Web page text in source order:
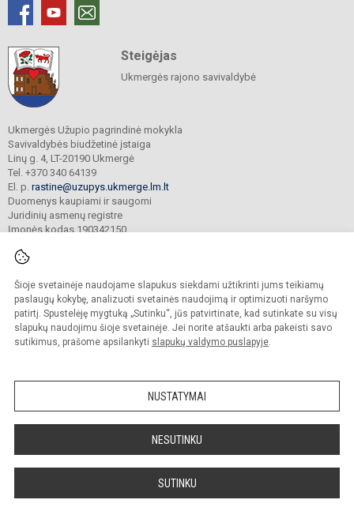
Šioje svetainėje naudojame slapukus siekdami užtikrinti jums teikiamų
paslaugų kokybę, analizuoti svetainės naudojimą ir optimizuoti naršymo
patirtį. Spustelėję mygtuką „Sutinku“, jūs patvirtinate, kad sutinkate su visų
slapukų naudojimu šioje svetainėje. Jei norite atšaukti arba pakeisti savo
sutikimus, prašome apsilankyti slapukų valdymo puslapyje.
NUSTATYMAI
NESUTINKU
SUTINKU
Steigėjas
Ukmergės rajono savivaldybė
Ukmergės Užupio pagrindinė mokykla
Savivaldybės biudžetinė įstaiga
Linų g. 4, LT-20190 Ukmergė
Tel. +370 340 64139
El. p. rastine@uzupys.ukmerge.lm.lt
Duomenys kaupiami ir saugomi
Juridinių asmenų registre
Įmonės kodas 190342150
© 2022. Ukmergės Užupio pagrindinė mokykla. Visos teisės saugomos.
Kopijuoti turinį be raštiško įstaigos administracijos sutikimo griežtai draudžiama.
Prieinamumo paraiška Slapukų valdymas
Sumanus būdas atnaujinti